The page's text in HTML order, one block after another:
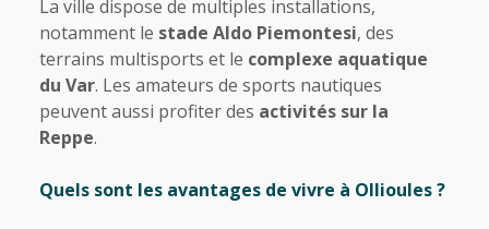
La ville dispose de multiples installations,
notamment le stade Aldo Piemontesi, des
terrains multisports et le complexe aquatique
du Var. Les amateurs de sports nautiques
peuvent aussi profiter des activités sur la
Reppe.
Quels sont les avantages de vivre à Ollioules ?